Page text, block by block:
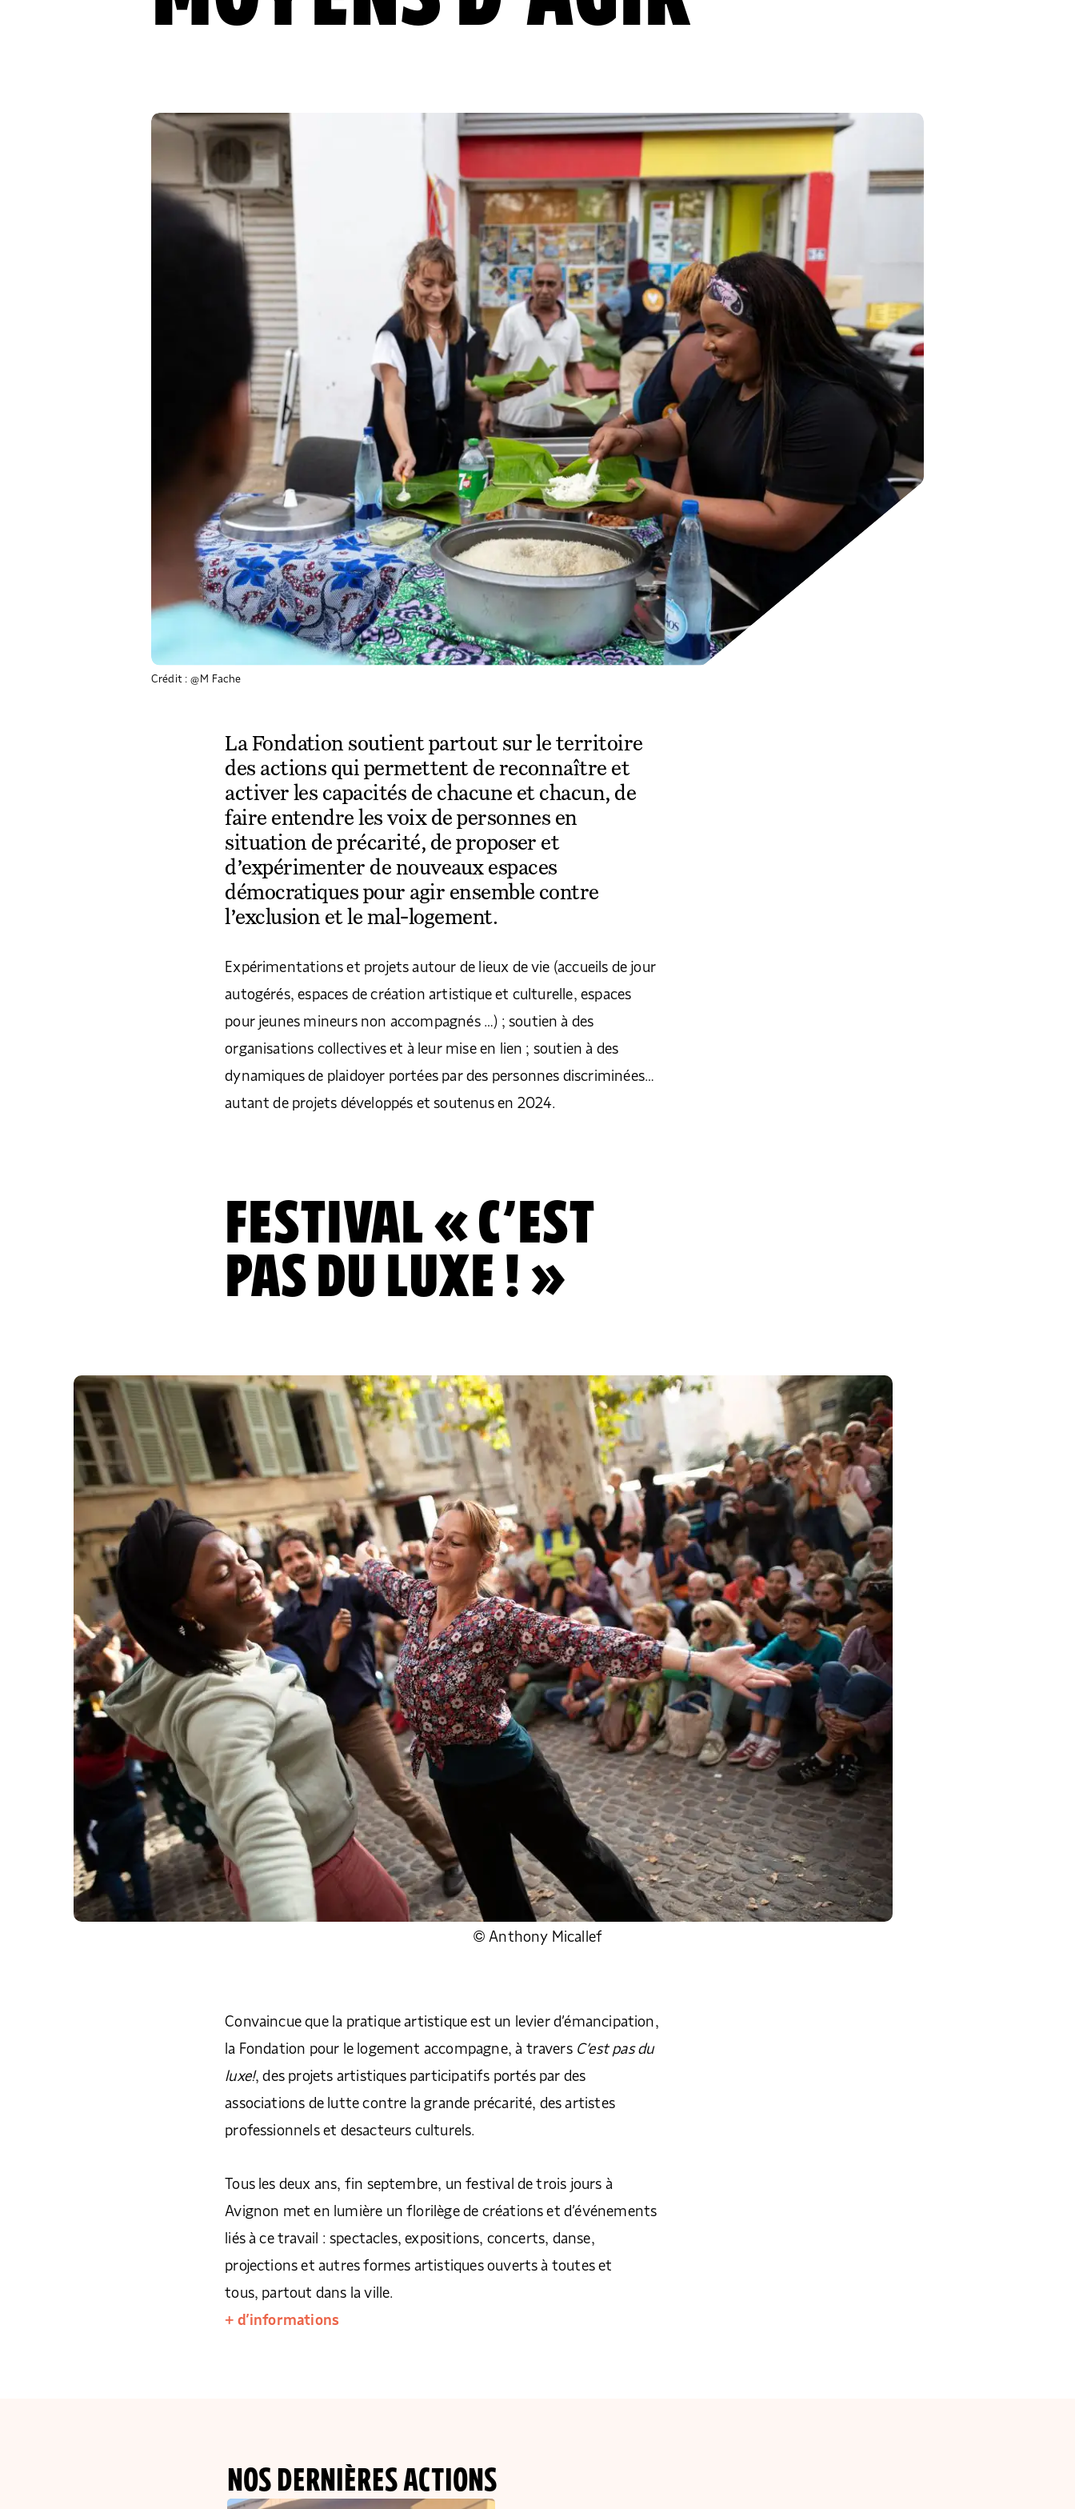
Crédit : @M Fache
La Fondation soutient partout sur le territoire
des actions qui permettent de reconnaître et
activer les capacités de chacune et chacun, de
faire entendre les voix de personnes en
situation de précarité, de proposer et
d’expérimenter de nouveaux espaces
démocratiques pour agir ensemble contre
l’exclusion et le mal-logement.
Expérimentations et projets autour de lieux de vie (accueils de jour
autogérés, espaces de création artistique et culturelle, espaces
pour jeunes mineurs non accompagnés …) ; soutien à des
organisations collectives et à leur mise en lien ; soutien à des
dynamiques de plaidoyer portées par des personnes discriminées…
autant de projets développés et soutenus en 2024.
FESTIVAL « C’EST
PAS DU LUXE ! »
© Anthony Micallef
Convaincue que la pratique artistique est un levier d’émancipation,
la Fondation pour le logement accompagne, à travers C’est pas du
luxe!, des projets artistiques participatifs portés par des
associations de lutte contre la grande précarité, des artistes
professionnels et desacteurs culturels.
Tous les deux ans, fin septembre, un festival de trois jours à
Avignon met en lumière un florilège de créations et d’événements
liés à ce travail : spectacles, expositions, concerts, danse,
projections et autres formes artistiques ouverts à toutes et
tous, partout dans la ville.
+ d’informations
NOS DERNIÈRES ACTIONS